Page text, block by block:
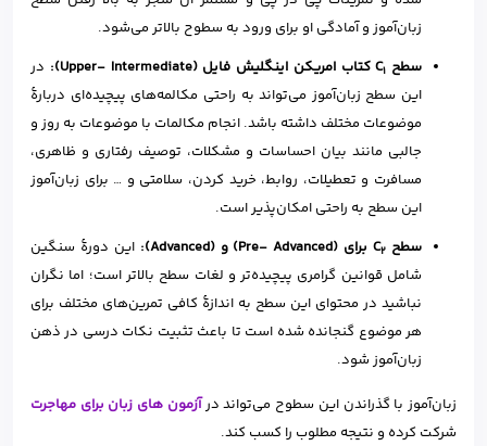
زبان‌آموز و آمادگی او برای ورود به سطوح بالاتر می‌شود.
سطح C 1 کتاب امریکن اینگلیش فایل (Upper- Intermediate):
در
این سطح زبان‌آموز می‌تواند به راحتی مکالمه‌های پیچیده‌ای دربارهٔ
موضوعات مختلف داشته باشد. انجام مکالمات با موضوعات به روز و
جالبی مانند بیان احساسات و مشکلات، توصیف رفتاری و ظاهری،
مسافرت و تعطیلات، روابط، خرید کردن، سلامتی و … برای زبان‌آموز
این سطح به راحتی امکان‌پذیر است.
سطح C 2 برای (Pre- Advanced) و (Advanced):
این دورهٔ سنگین
شامل قوانین گرامری پیچیده‌تر و لغات سطح بالاتر است؛ اما نگران
نباشید در محتوای این سطح به اندازهٔ کافی تمرین‌های مختلف برای
هر موضوع گنجانده شده است تا باعث تثبیت نکات درسی در ذهن
زبان‌آموز ‌شود.
زبان‌آموز با گذراندن این سطوح می‌تواند درآزمون‌ های زبان برای مهاجرت
شرکت کرده و نتیجه مطلوب را کسب کند.